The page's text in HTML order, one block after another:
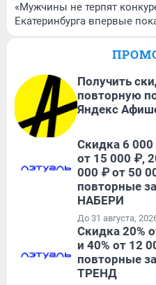
«Мужчины не терпят
Екатеринбурга впервые
Получить
повторную
Яндекс
Скидка 6
от 15 000 ₽,
000 ₽ от 50
повторные
НАБЕРИ
До 31 августа,
Скидка 20%
и 40% от 12
повторные
ТРЕНД